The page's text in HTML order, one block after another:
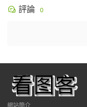
評論 0
網站簡介